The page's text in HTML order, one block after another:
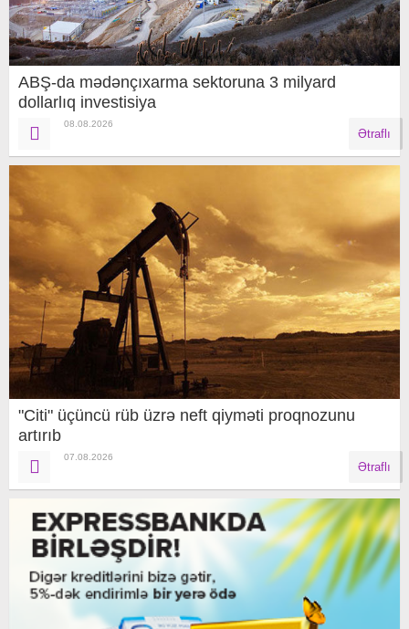
ABŞ-da mədənçıxarma sektoruna 3 milyard
dollarlıq investisiya
08.08.2026
Ətraflı
"Citi" üçüncü rüb üzrə neft qiyməti proqnozunu
artırıb
07.08.2026
Ətraflı